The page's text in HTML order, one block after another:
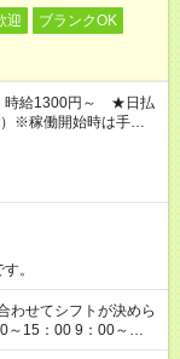
迎
ブランクOK
時給1300円～ ★日払
※稼働開始時は手続き
。
～15：00 9：00～